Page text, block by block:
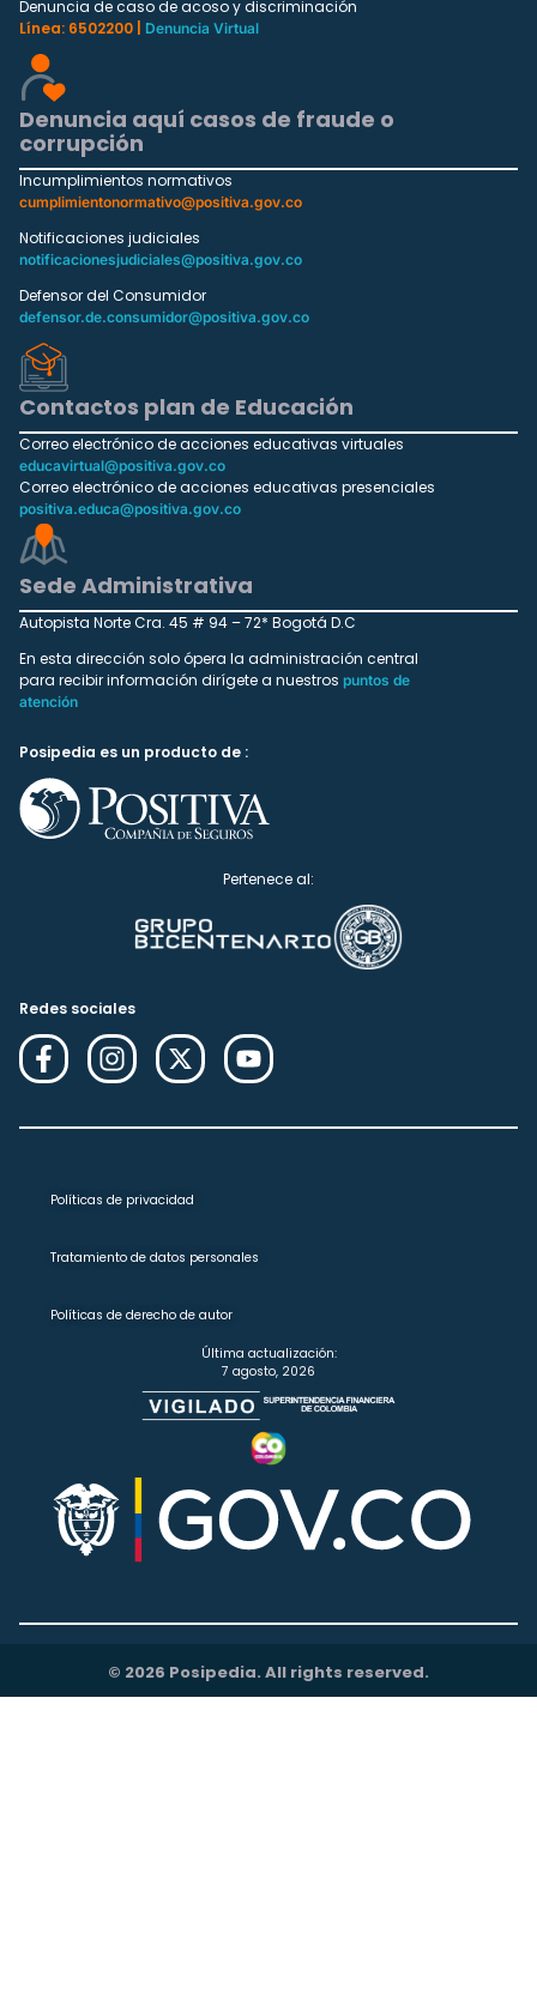
Denuncia de caso de acoso y discriminación
Línea: 6502200 |
Denuncia Virtual
Denuncia aquí casos de fraude o
corrupción
Incumplimientos normativos
cumplimientonormativo@positiva.gov.co
Notificaciones judiciales
notificacionesjudiciales@positiva.gov.co
Defensor del Consumidor
defensor.de.consumidor@positiva.gov.co
Contactos plan de Educación
Correo electrónico de acciones educativas virtuales
educavirtual@positiva.gov.co
Correo electrónico de acciones educativas presenciales
positiva.educa@positiva.gov.co
Sede Administrativa
Autopista Norte Cra. 45 # 94 – 72* Bogotá D.C
En esta dirección solo ópera la administración central
para recibir información dirígete a nuestros puntos de
atención
Posipedia es un producto de :
Pertenece al:
Redes sociales
Políticas de privacidad
Tratamiento de datos personales
Políticas de derecho de autor
Última actualización:
7 agosto, 2026
© 2026 Posipedia. All rights reserved.